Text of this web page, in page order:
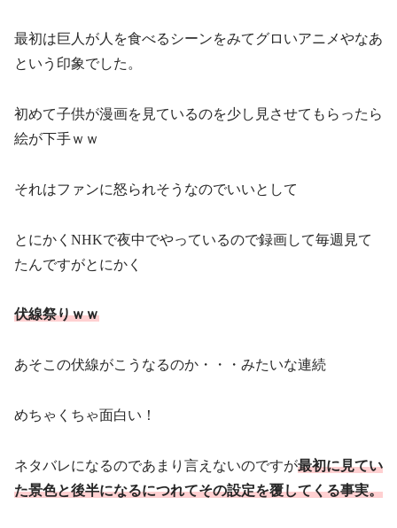
最初は巨人が人を食べるシーンをみてグロいアニメやなあ
という印象でした。
初めて子供が漫画を見ているのを少し見させてもらったら
絵が下手ｗｗ
それはファンに怒られそうなのでいいとして
とにかくNHKで夜中でやっているので録画して毎週見て
たんですがとにかく
伏線祭りｗｗ
あそこの伏線がこうなるのか・・・みたいな連続
めちゃくちゃ面白い！
ネタバレになるのであまり言えないのですが最初に見てい
た景色と後半になるにつれてその設定を覆してくる事実。